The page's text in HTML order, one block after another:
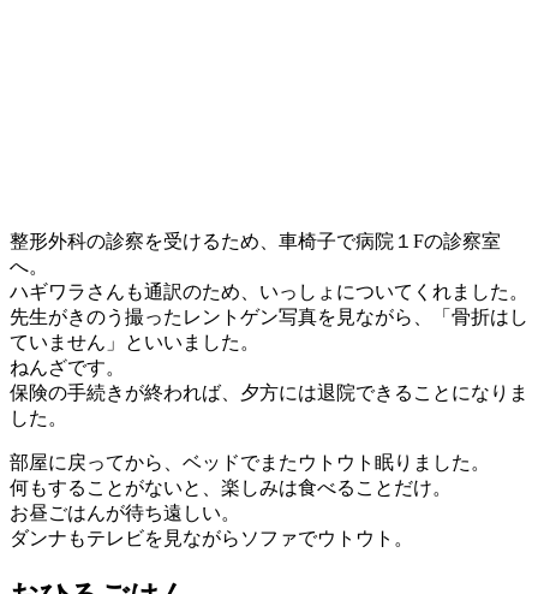
整形外科の診察を受けるため、車椅子で病院１Fの診察室
へ。
ハギワラさんも通訳のため、いっしょについてくれました。
先生がきのう撮ったレントゲン写真を見ながら、「骨折はし
ていません」といいました。
ねんざです。
保険の手続きが終われば、夕方には退院できることになりま
した。
部屋に戻ってから、ベッドでまたウトウト眠りました。
何もすることがないと、楽しみは食べることだけ。
お昼ごはんが待ち遠しい。
ダンナもテレビを見ながらソファでウトウト。